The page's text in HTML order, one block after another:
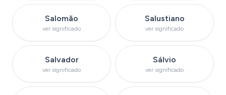
Ver significado do nome
Salomão
ver significado
Ver significado do
Salustiano
ver significado
Ver significado do nome
Salvador
ver significado
Ver significado do
Sálvio
ver significado